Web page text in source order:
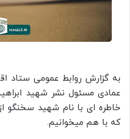
به گزارش روابط عمومی ستاد
عمادی مسئول نشر شهید
خاطره ای با نام شهید سخنگو
که با هم میخوانیم.